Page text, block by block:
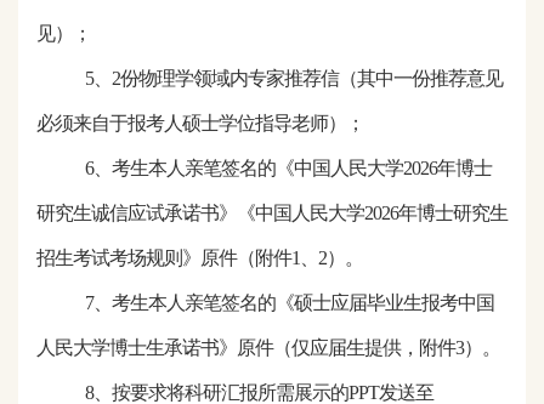
见）；
5、2份物理学领域内专家推荐信（其中一份推荐意见
必须来自于报考人硕士学位指导老师）；
6、考生本人亲笔签名的《中国人民大学2026年博士
研究生诚信应试承诺书》《中国人民大学2026年博士研究生
招生考试考场规则》原件（附件1、2）。
7、考生本人亲笔签名的《硕士应届毕业生报考中国
人民大学博士生承诺书》原件（仅应届生提供，附件3）。
8、按要求将科研汇报所需展示的PPT发送至